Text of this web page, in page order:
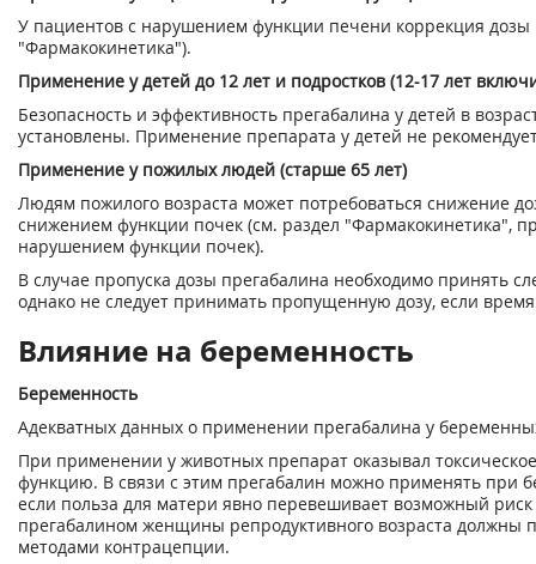
У пациентов с нарушением функции печени коррекция дозы
"Фармакокинетика").
Применение у детей до 12 лет и подростков (12-17 лет
Безопасность и эффективность прегабалина у детей в
установлены. Применение препарата у детей не
Применение у пожилых людей (старше 65 лет)
Людям пожилого возраста может потребоваться снижение
снижением функции почек (см. раздел "Фармакокинетика",
нарушением функции почек).
В случае пропуска дозы прегабалина необходимо принять
однако не следует принимать пропущенную дозу, если
Влияние на беременность
Беременность
Адекватных данных о применении прегабалина у
При применении у животных препарат оказывал
функцию. В связи с этим прегабалин можно применять при
если польза для матери явно перевешивает возможный
прегабалином женщины репродуктивного возраста должны
методами контрацепции.